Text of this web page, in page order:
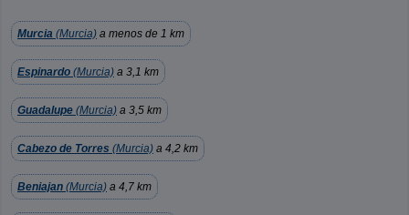
Murcia (Murcia) a menos de 1 km
Espinardo (Murcia) a 3,1 km
Guadalupe (Murcia) a 3,5 km
Cabezo de Torres (Murcia) a 4,2 km
Beniajan (Murcia) a 4,7 km